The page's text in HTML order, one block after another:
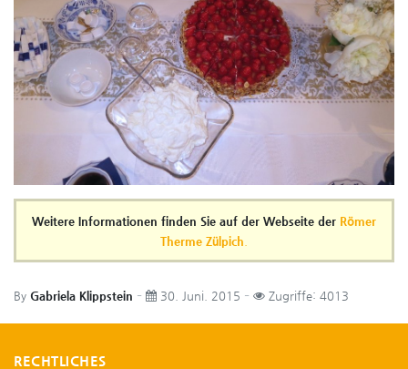
Weitere Informationen finden Sie auf der Webseite der Römer
Therme Zülpich
By Gabriela Klippstein 30. Juni. 2015 Zugriffe: 4013
RECHTLICHES